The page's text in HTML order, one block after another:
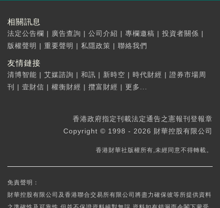
相關訊息
法定公告欄 | 廣告查詢 | 公司介紹 | 專欄邀稿 | 投資者關係 |
版權聲明 | 重要聲明 | 私隱政策 | 聯絡我們
友情鏈接
清博智能 | 艾媒諮詢 | 和訊 | 新時空 | 時代財經 | 證券市場周
刊
| 壹財信 | 權衡財經 | 攬富財經 | 更多...
香港政府指定刊載法定通告之憲報刊登報章
Copyright © 1998 - 2026 財華控股有限公司
香港財華社版權所有,未經同意不得轉載。
免責聲明：
財華控股有限公司及香港聯合交易所有限公司將盡力確保彼等所提供資料